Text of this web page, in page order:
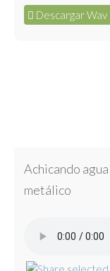
Descargar Wav
Achicando
metálico